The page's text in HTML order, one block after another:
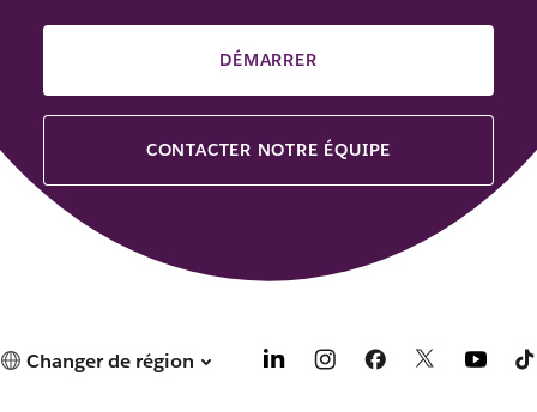
DÉMARRER
CONTACTER NOTRE ÉQUIPE
Changer de région